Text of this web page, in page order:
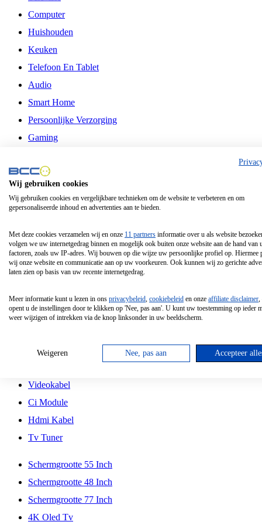
Computer
Huishouden
Keuken
Telefoon En Tablet
Audio
Smart Home
Persoonlijke Verzorging
Gaming
Philips
Schermgrootte 24 Inch
Schermgrootte 85 Inch
Schermgrootte 98 Inch
Tcl
Hd Led Tv
Antennekabel
Videokabel
Ci Module
Hdmi Kabel
Tv Tuner
Schermgrootte 55 Inch
Schermgrootte 48 Inch
Schermgrootte 77 Inch
4K Oled Tv
Wij gebruiken cookies
Wij gebruiken cookies en vergelijkbare technieken om de website te verbeteren en om
gepersonaliseerde inhoud en advertenties aan te bieden.
Met deze cookies verzamelen wij en onze 11 partners informatie over u als website
volgen we uw internetgedrag binnen en mogelijk ook buiten onze website aan de hand van
factoren, zoals uw IP-adres. Wij bouwen op die wijze uw persoonlijke profiel op. Hiermee
wij onze website en communicatie aan op uw voorkeuren. Ook kunnen wij zo gerichte
laten zien op basis van uw recente internetgedrag.
Meer informatie kunt u lezen in ons privacybeleid, cookiebeleid en onze affiliate disclaimer,
opent u de instellingen door te klikken op 'Nee, pas aan'. U kunt uw toestemming op ieder
weer wijzigen of intrekken via de knop linksonder in uw beeldscherm.
Weigeren Nee, pas aan Accepteer